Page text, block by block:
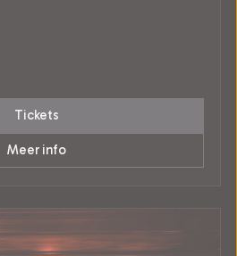
Tickets
Meer info